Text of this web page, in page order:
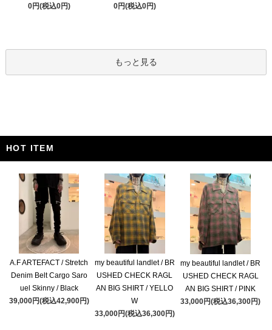
0円(税込0円)
0円(税込0円)
もっと見る
HOT ITEM
A.F ARTEFACT / Stretch
Denim Belt Cargo Saro
uel Skinny / Black
39,000円(税込42,900円)
my beautiful landlet / BR
USHED CHECK RAGL
AN BIG SHIRT / YELLO
W
33,000円(税込36,300円)
my beautiful landlet / BR
USHED CHECK RAGL
AN BIG SHIRT / PINK
33,000円(税込36,300円)